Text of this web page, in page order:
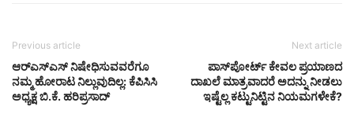
Previous article
ಆರ್‌ಎಸ್‌ಎಸ್ ನಿಷೇಧಿಸುವವರೆಗೂ
ನಮ್ಮ ಹೋರಾಟ ನಿಲ್ಲುವುದಿಲ್ಲ: ಕೆಪಿಸಿಸಿ
ಅಧ್ಯಕ್ಷ ಬಿ.ಕೆ. ಹರಿಪ್ರಸಾದ್
Next article
ಪಾಸ್‌ಪೋರ್ಟ್ ಕೇವಲ ಪ್ರಯಾಣದ
ದಾಖಲೆ ಮಾತ್ರವಾದರೆ ಅದನ್ನು ನೀಡಲು
ಇಷ್ಟೆಲ್ಲ ಕಟ್ಟುನಿಟ್ಟಿನ ನಿಯಮಗಳೇಕೆ?